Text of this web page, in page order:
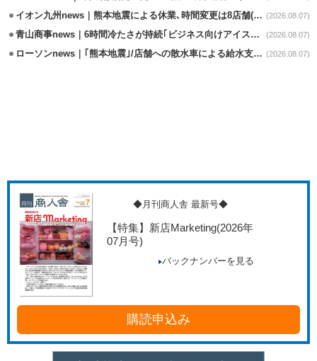
イオン九州news｜熊本地震による休業､時間変更は8店舗(8/7時点) (2026.08.07)
青山商事news｜6時間冷たさが持続｢ビジネス向けアイスベスト｣発売 (2026.08.07)
ローソンnews｜｢熊本地震｣/店舗への散水車による給水支援を開始 (2026.08.07)
◆月刊商人舎 最新号◆
【特集】新店Marketing(2026年
07月号)
バックナンバーを見る
購読申込み